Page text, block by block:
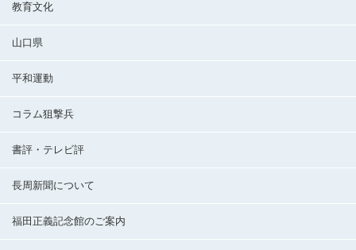
教育文化
山口県
平和運動
コラム狙撃兵
書評・テレビ評
長周新聞について
福田正義記念館のご案内